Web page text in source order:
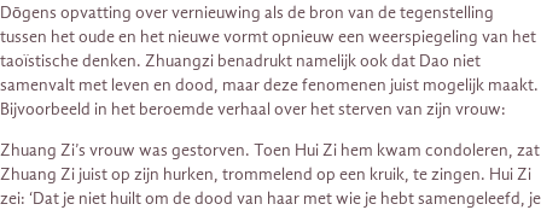
Dōgens opvatting over vernieuwing als de bron van de tegenstelling
tussen het oude en het nieuwe vormt opnieuw een weerspiegeling van het
taoïstische denken. Zhuangzi benadrukt namelijk ook dat Dao niet
samenvalt met leven en dood, maar deze fenomenen juist mogelijk maakt.
Bijvoorbeeld in het beroemde verhaal over het sterven van zijn vrouw:
Zhuang Zi’s vrouw was gestorven. Toen Hui Zi hem kwam condoleren, zat
Zhuang Zi juist op zijn hurken, trommelend op een kruik, te zingen. Hui Zi
zei: ‘Dat je niet huilt om de dood van haar met wie je hebt samengeleefd, je